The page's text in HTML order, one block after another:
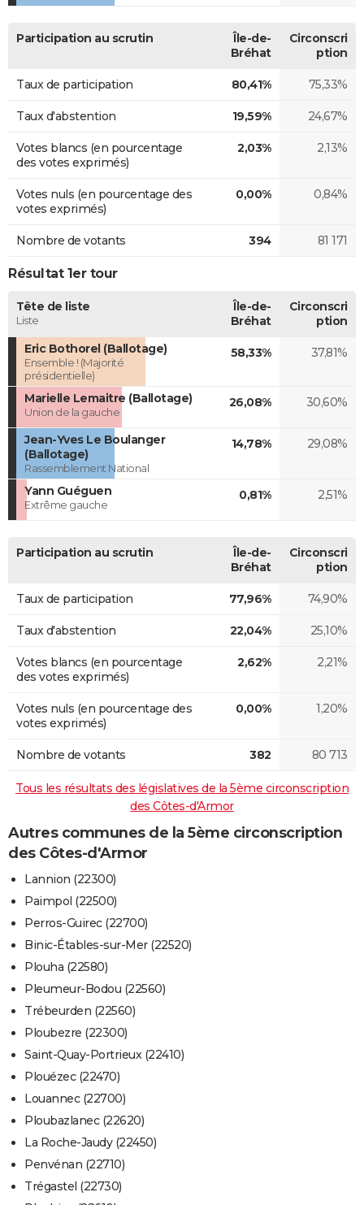
Participation au scrutin
Île-de-
Bréhat
Circonscri
ption
Taux de participation 80,41% 75,33%
Taux d'abstention 19,59% 24,67%
Votes blancs (en pourcentage
des votes exprimés)
2,03% 2,13%
Votes nuls (en pourcentage des
votes exprimés)
0,00% 0,84%
Nombre de votants 394 81 171
Résultat 1er tour
Tête de liste
Liste
Île-de-
Bréhat
Circonscri
ption
Eric Bothorel (Ballotage)
Ensemble ! (Majorité
présidentielle)
58,33% 37,81%
Marielle Lemaitre (Ballotage)
Union de la gauche
26,08% 30,60%
Jean-Yves Le Boulanger
(Ballotage)
Rassemblement National
14,78% 29,08%
Yann Guéguen
Extrême gauche
0,81% 2,51%
Participation au scrutin
Île-de-
Bréhat
Circonscri
ption
Taux de participation 77,96% 74,90%
Taux d'abstention 22,04% 25,10%
Votes blancs (en pourcentage
des votes exprimés)
2,62% 2,21%
Votes nuls (en pourcentage des
votes exprimés)
0,00% 1,20%
Nombre de votants 382 80 713
Tous les résultats des législatives de la 5ème circonscription
des Côtes-d'Armor
Autres communes de la 5ème circonscription
des Côtes-d'Armor
Lannion (22300)
Paimpol (22500)
Perros-Guirec (22700)
Binic-Étables-sur-Mer (22520)
Plouha (22580)
Pleumeur-Bodou (22560)
Trébeurden (22560)
Ploubezre (22300)
Saint-Quay-Portrieux (22410)
Plouézec (22470)
Louannec (22700)
Ploubazlanec (22620)
La Roche-Jaudy (22450)
Penvénan (22710)
Trégastel (22730)